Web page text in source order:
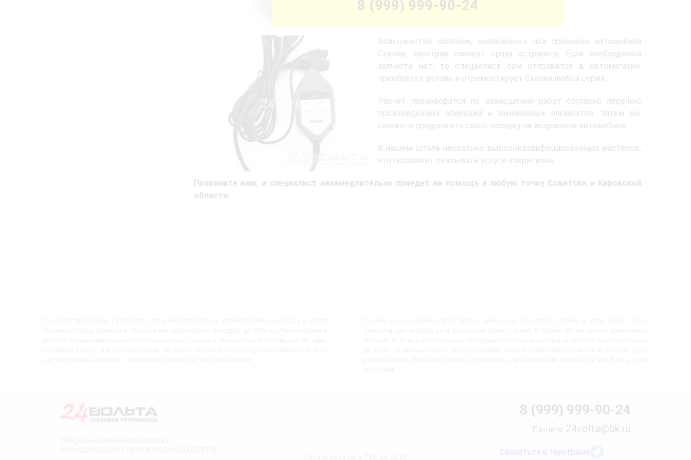
8 (999) 999-90-24
Большинство поломок, выявленных при проверке автомобиля
Скания, электрик сможет сразу устранить. Если необходимой
запчасти нет, то специалист сам отправится в автомагазин,
приобретёт деталь и отремонтирует Скания любой серии.
Расчёт производится по завершении работ согласно перечню
произведённых операций и заменённых элементов. Затем вы
сможете продолжить свою поездку на исправном автомобиле.
В нашем штате несколько высококвалифицированных мастеров,
что позволяет оказывать услуги оперативно.
Позвоните нам, и специалист незамедлительно приедет на помощь в любую точку Советска и Кировской
области.
8 (999) 999-90-24
Пишите 24volta@bk.ru
Связаться в телеграме